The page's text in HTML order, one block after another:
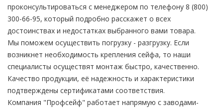
проконсультироваться с менеджером по телефону 8 (800)
300-66-95, который подробно расскажет о всех
достоинствах и недостатках выбранного вами товара.
Мы поможем осуществить погрузку - разгрузку. Если
возникнет необходимость крепления сейфа, то наши
специалисты осуществят монтаж быстро, качественно.
Качество продукции, её надежность и характеристики
подтверждены сертификатами соответствия.
Компания "Профсейф" работает напрямую с заводами-